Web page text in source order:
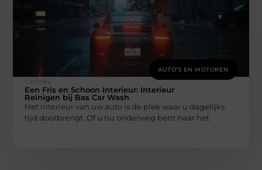
AUTO’S EN MOTOREN
Carlinks
Een Fris en Schoon Interieur: Interieur
Reinigen bij Bas Car Wash
Het interieur van uw auto is de plek waar u dagelijks
tijd doorbrengt. Of u nu onderweg bent naar het